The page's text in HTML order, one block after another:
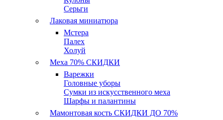
Серьги
Лаковая миниатюра
Мстера
Палех
Холуй
Меха 70% СКИДКИ
Варежки
Головные уборы
Сумки из искусственного меха
Шарфы и палантины
Мамонтовая кость СКИДКИ ДО 70%